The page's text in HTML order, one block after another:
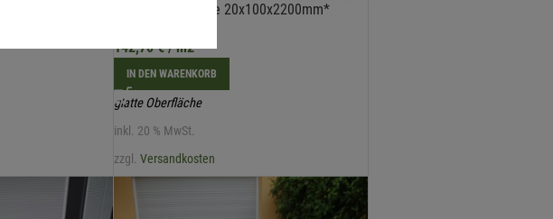
Thermoholz Esche 20x100x2200mm*
142,70€/ m2
IN DEN WARENKORB
glatte Oberfläche
inkl. 20 % MwSt.
zzgl. Versandkosten